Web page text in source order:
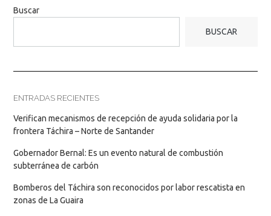
Buscar
BUSCAR
ENTRADAS RECIENTES
Verifican mecanismos de recepción de ayuda solidaria por la
frontera Táchira – Norte de Santander
Gobernador Bernal: Es un evento natural de combustión
subterránea de carbón
Bomberos del Táchira son reconocidos por labor rescatista en
zonas de La Guaira